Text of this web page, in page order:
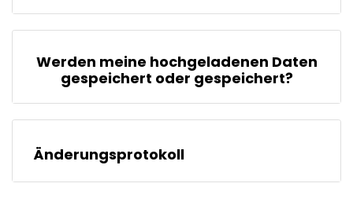
Werden meine hochgeladenen Daten
gespeichert oder gespeichert?
Änderungsprotokoll